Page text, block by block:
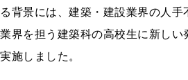
背景には、建築・建設業界の人
界を担う建築科の高校生に新し
施しました。